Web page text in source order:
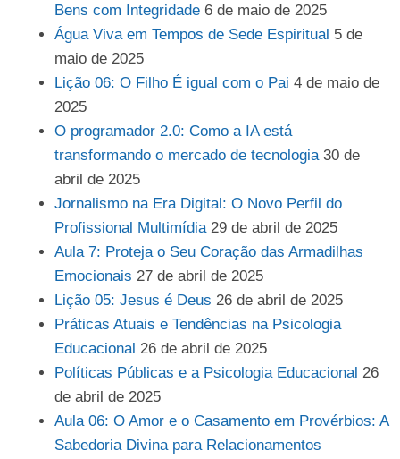
Bens com Integridade 6 de maio de 2025
Água Viva em Tempos de Sede Espiritual 5 de
maio de 2025
Lição 06: O Filho É igual com o Pai 4 de maio de
2025
O programador 2.0: Como a IA está
transformando o mercado de tecnologia 30 de
abril de 2025
Jornalismo na Era Digital: O Novo Perfil do
Profissional Multimídia 29 de abril de 2025
Aula 7: Proteja o Seu Coração das Armadilhas
Emocionais 27 de abril de 2025
Lição 05: Jesus é Deus 26 de abril de 2025
Práticas Atuais e Tendências na Psicologia
Educacional 26 de abril de 2025
Políticas Públicas e a Psicologia Educacional 26
de abril de 2025
Aula 06: O Amor e o Casamento em Provérbios: A
Sabedoria Divina para Relacionamentos